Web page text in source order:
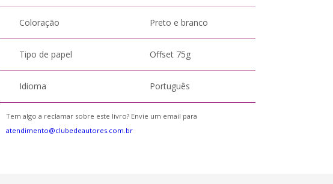
Coloração Preto e branco
Tipo de papel Offset 75g
Idioma Português
Tem algo a reclamar sobre este livro? Envie um email para
atendimento@clubedeautores.com.br